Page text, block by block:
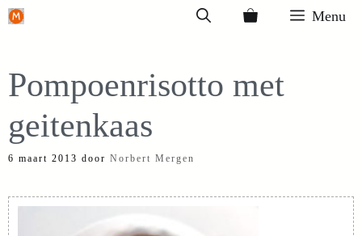
Ga
inhoud
Menu
Pompoenrisotto met
geitenkaas
6 maart 2013 door Norbert Mergen